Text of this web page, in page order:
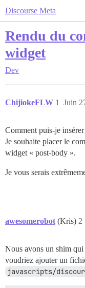
Discourse Meta
Rendu du
widget
Dev
ChijiokeFLW Juin
1
Comment puis-je
Je souhaite placer le
widget « post-body ».
Je vous serais
awesomerobot (Kris) 2
Nous avons un shim
voudriez ajouter un
javascripts/